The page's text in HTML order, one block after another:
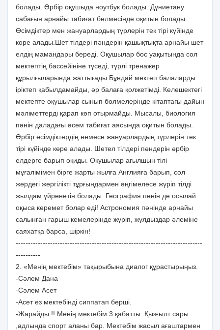
болады. Әрбір оқушыда ноутбук болады. Дүниетану
сабағын арнайы табиғат бөлмесінде оқитын болады.
Өсімдіктер мен жануарлардың түрлерін тек тірі күйінде
көре алады.Шет тілдері пәндерін қашықтықта арнайы шет
елдің мамандары береді. Оқушылар бос уақытында сол
мектептің бассейініне түседі, түрлі тренажер
құрылғыларында жаттығады.Бұндай мектеп балаларды
іріктеп қабылдамайды, әр балаға қолжетімді. Келешектегі
мектепте оқушылар сынып бөлмелерінде кітаптағы дайын
мәліметтерді қарап көп отырмайды. Мысалы, биология
пәнін даладағы әсем табиғат аясында оқитын болады.
Әрбір өсімдіктердің немесе жануарлардың түрлерін тек
тірі күйінде көре алады. Шетел тілдері пәндерін әрбір
елдерге барып оқиды. Оқушылар ағылшын тілі
мұғалімімен бірге жарты жылға Англияға барып, сол
жердегі жергілікті тұрғындармен әңгімелесе жүріп тілді
жылдам үйренетін болады. География пәнін де осылай
оқыса керемет болар еді! Астрономия пәнінде арнайы
салынған ғарыш кемелерінде жүріп, жұлдыздар әлеміне
саяхатқа барса, шіркін!
----------------------------------------------------------------------------
----------
2. «Менің мектебім» тақырыбына диалог құрастырыңыз.
-Сәлем Дана
-Сәлем Асет
-Асет өз мектебінді сиппатап берші.
-Жарайды !! Менің мектебім 3 қабатты. Қызғылт сары
,адлында спорт аланы бар. Мектебім жасыл ағаштармен